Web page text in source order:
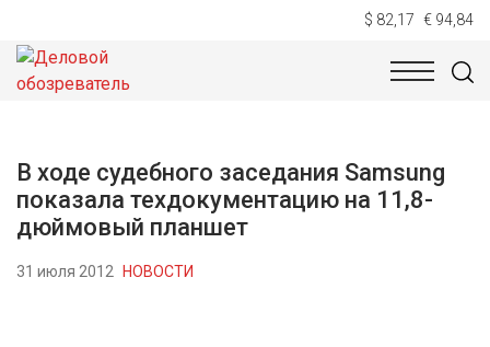
$ 82,17 € 94,84
НОВОСТИ
В ходе судебного заседания Samsung
показала техдокументацию на 11,8-
дюймовый планшет
31 июля 2012 НОВОСТИ